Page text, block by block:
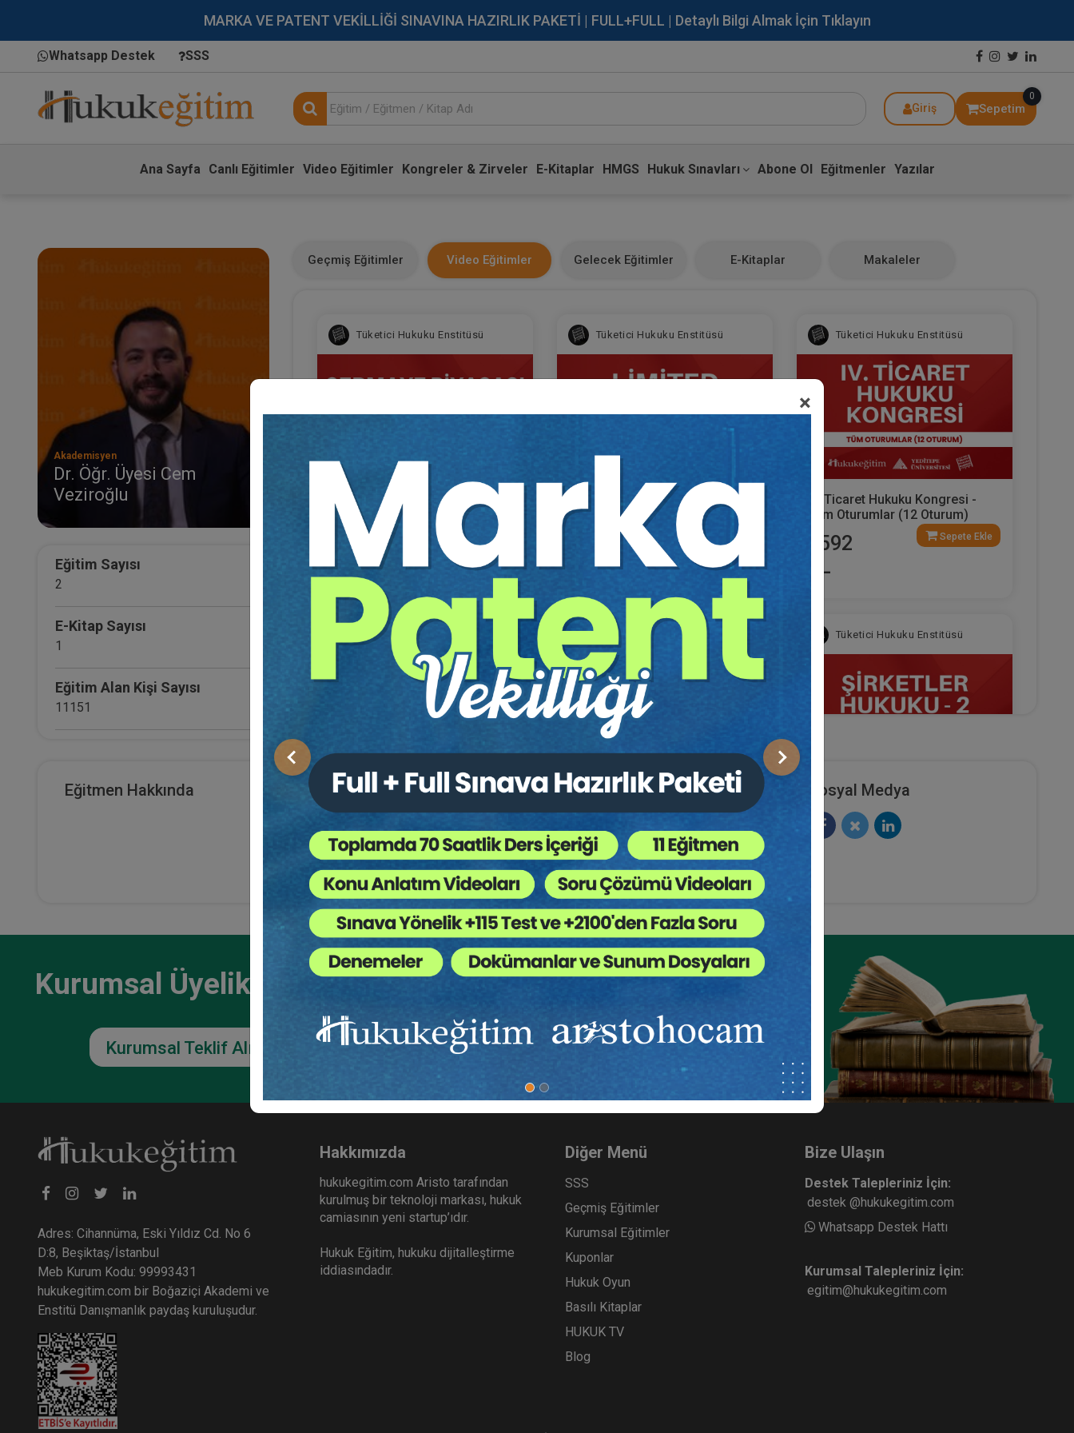
MARKA VE PATENT VEKİLLİĞİ SINAVINA HAZIRLIK PAKETİ | FULL+FULL | Detaylı Bilgi Almak İçin Tıklayın
Whatsapp Destek SSS
Giriş Sepetim
0
Ana Sayfa Canlı Eğitimler Video Eğitimler Kongreler & Zirveler E-Kitaplar HMGS Hukuk Sınavları Abone Ol Eğitmenler Yazılar
×
Önceki Sonraki
Akademisyen
Dr. Öğr. Üyesi Cem
Veziroğlu
Eğitim Sayısı
2
E-Kitap Sayısı
1
Eğitim Alan Kişi Sayısı
11151
Geçmiş Eğitimler Video Eğitimler Gelecek Eğitimler E-Kitaplar Makaleler
Tüketici Hukuku Enstitüsü
Sermaye Piyasası Hukuku - IV.
Ticaret Hukuku Kongresi - XII.
Oturum
360
TL
Sepete Ekle
Tüketici Hukuku Enstitüsü
Limited Şirketler - IV. Ticaret
Hukuku Kongresi - X. Oturum
Sepete Ekle
Tüketici Hukuku Enstitüsü
IV. Ticaret Hukuku Kongresi -
Tüm Oturumlar (12 Oturum)
2592
TL
Sepete Ekle
Tüketici Hukuku Enstitüsü
Hukuku Kongresi - XI. Oturum
360
TL
Sepete Ekle
Tüketici Hukuku Enstitüsü
Hukuku Kongresi - IX. Oturum
360
TL
Sepete Ekle
Tüketici Hukuku Enstitüsü
Şirketler Hukuku - 2 - IV. Ticaret
Hukuku Kongresi - V. Oturum
360
Tüketici Hukuku Enstitüsü
Anonim Şirketler - 3 - IV. Ticaret
Hukuku Kongresi - VIII. Oturum
360
Tüketici Hukuku Enstitüsü
Anonim Şirketler - 1 - IV. Ticaret
Hukuku Kongresi - VI. Oturum
360
TL
Tüketici Hukuku Enstitüsü
Anonim Şirketler - 2 - IV. Ticaret
Hukuku Kongresi - VII. Oturum
360
Tüketici Hukuku Enstitüsü Tüketici Hukuku Enstitüsü
Eğitmen Hakkında Sosyal Medya
Kurumsal Üyelikler İçin
Kurumsal Teklif Alın
Ekibinizin hukuk bilgisini yükseltin, kaliteli içeriklerle size
Ekibinize, Hukuk Eğitim’in birbirinden kaliteli eğitimlerine
sınırsız erişim imkanı sunun.
Adres: Cihannüma, Eski Yıldız Cd. No 6
D:8, Beşiktaş/İstanbul
Meb Kurum Kodu: 99993431
hukukegitim.com bir Boğaziçi Akademi ve
Enstitü Danışmanlık paydaş kuruluşudur.
Hakkımızda
hukukegitim.com Aristo tarafından
kurulmuş bir teknoloji markası, hukuk
camiasının yeni startup’ıdır.
Hukuk Eğitim, hukuku dijitalleştirme
iddiasındadır.
Diğer Menü
SSS
Geçmiş Eğitimler
Kurumsal Eğitimler
Kuponlar
Hukuk Oyun
Basılı Kitaplar
HUKUK TV
Blog
Bize Ulaşın
Destek Talepleriniz İçin:
destek @hukukegitim.com
Whatsapp Destek Hattı
Kurumsal Talepleriniz İçin:
egitim@hukukegitim.com